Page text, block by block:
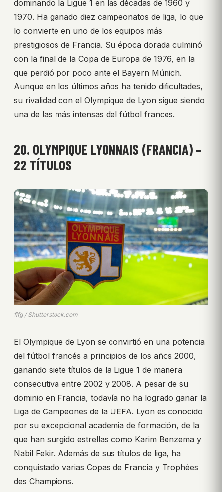
dominando la Ligue 1 en las décadas de 1960 y
1970. Ha ganado diez campeonatos de liga, lo que
lo convierte en uno de los equipos más
prestigiosos de Francia. Su época dorada culminó
con la final de la Copa de Europa de 1976, en la
que perdió por poco ante el Bayern Múnich.
Aunque en los últimos años ha tenido dificultades,
su rivalidad con el Olympique de Lyon sigue siendo
una de las más intensas del fútbol francés.
20. OLYMPIQUE LYONNAIS (FRANCIA) –
22 TÍTULOS
fifg / Shutterstock.com
El Olympique de Lyon se convirtió en una potencia
del fútbol francés a principios de los años 2000,
ganando siete títulos de la Ligue 1 de manera
consecutiva entre 2002 y 2008. A pesar de su
dominio en Francia, todavía no ha logrado ganar la
Liga de Campeones de la UEFA. Lyon es conocido
por su excepcional academia de formación, de la
que han surgido estrellas como Karim Benzema y
Nabil Fekir. Además de sus títulos de liga, ha
conquistado varias Copas de Francia y Trophées
des Champions.